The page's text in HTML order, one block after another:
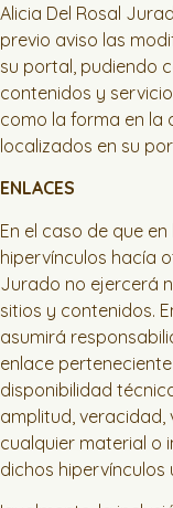
Alicia Del Rosal
previo aviso las
su portal, pudiendo
contenidos y
como la forma en la
localizados en su
ENLACES
En el caso de que
hipervínculos hacía
Jurado no ejercerá
sitios y contenidos.
asumirá
enlace
disponibilidad
amplitud,
cualquier material o
dichos hipervínculos